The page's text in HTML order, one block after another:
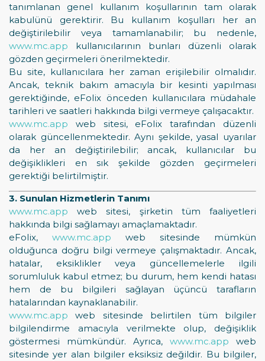
tanımlanan genel kullanım koşullarının tam olarak
kabulünü gerektirir. Bu kullanım koşulları her an
değiştirilebilir veya tamamlanabilir; bu nedenle,
www.mc.app kullanıcılarının bunları düzenli olarak
gözden geçirmeleri önerilmektedir.
Bu site, kullanıcılara her zaman erişilebilir olmalıdır.
Ancak, teknik bakım amacıyla bir kesinti yapılması
gerektiğinde, eFolix önceden kullanıcılara müdahale
tarihleri ve saatleri hakkında bilgi vermeye çalışacaktır.
www.mc.app web sitesi, eFolix tarafından düzenli
olarak güncellenmektedir. Aynı şekilde, yasal uyarılar
da her an değiştirilebilir; ancak, kullanıcılar bu
değişiklikleri en sık şekilde gözden geçirmeleri
gerektiği belirtilmiştir.
3. Sunulan Hizmetlerin Tanımı
www.mc.app web sitesi, şirketin tüm faaliyetleri
hakkında bilgi sağlamayı amaçlamaktadır.
eFolix, www.mc.app web sitesinde mümkün
olduğunca doğru bilgi vermeye çalışmaktadır. Ancak,
hatalar, eksiklikler veya güncellemelerle ilgili
sorumluluk kabul etmez; bu durum, hem kendi hatası
hem de bu bilgileri sağlayan üçüncü tarafların
hatalarından kaynaklanabilir.
www.mc.app web sitesinde belirtilen tüm bilgiler
bilgilendirme amacıyla verilmekte olup, değişiklik
göstermesi mümkündür. Ayrıca, www.mc.app web
sitesinde yer alan bilgiler eksiksiz değildir. Bu bilgiler,